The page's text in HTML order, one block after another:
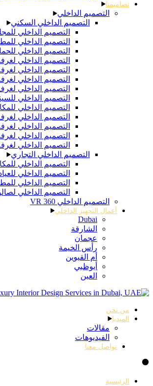
تصاميمنا
التصميم الداخلي
التصميم الداخلي السكني
التصميم الداخلي
التصميم الداخلي
التصميم الداخلي
التصميم الداخلي
التصميم الداخلي
التصميم الداخلي
التصميم الداخلي
التصميم الداخلي
التصميم الداخلي
التصميم الداخلي
التصميم الداخلي
التصميم الداخلي
التصميم الداخلي
التصميم الداخلي التجاري
التصميم الداخلي
التصميم الداخلي
التصميم الداخلي
التصميم الداخلي
التصميم الداخلي 360 VR
أعمال التجهيز الداخلي
Dubai
الشارقة
عجمان
رأس الخيمة
أم القيوين
أبوظبي
العين
من نحن
الميديا
مقالات
الفيديوهات
تواصل معنا
الرئيسية